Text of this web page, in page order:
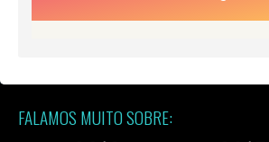
FALAMOS MUITO SOBRE: